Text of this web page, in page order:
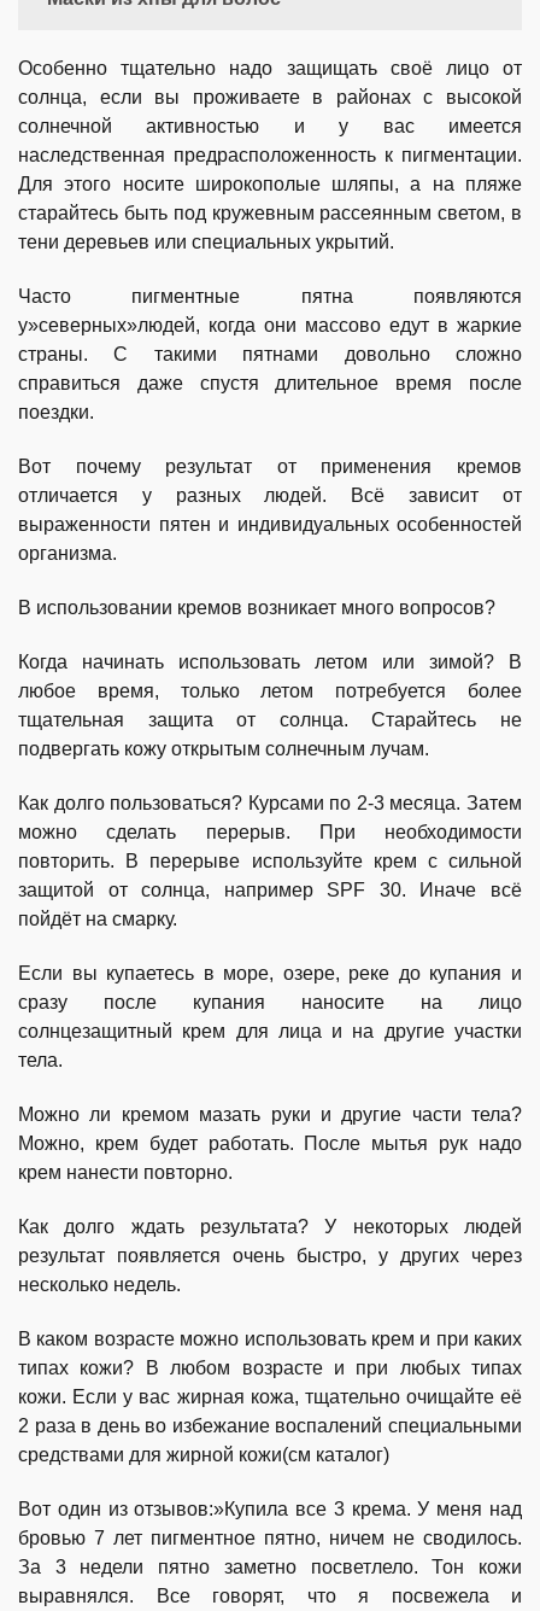
Особенно тщательно надо защищать своё лицо от
солнца, если вы проживаете в районах с высокой
солнечной активностью и у вас имеется
наследственная предрасположенность к пигментации.
Для этого носите широкополые шляпы, а на пляже
старайтесь быть под кружевным рассеянным светом, в
тени деревьев или специальных укрытий.
Часто пигментные пятна появляются
у»северных»людей, когда они массово едут в жаркие
страны. С такими пятнами довольно сложно
справиться даже спустя длительное время после
поездки.
Вот почему результат от применения кремов
отличается у разных людей. Всё зависит от
выраженности пятен и индивидуальных особенностей
организма.
В использовании кремов возникает много вопросов?
Когда начинать использовать летом или зимой? В
любое время, только летом потребуется более
тщательная защита от солнца. Старайтесь не
подвергать кожу открытым солнечным лучам.
Как долго пользоваться? Курсами по 2-3 месяца. Затем
можно сделать перерыв. При необходимости
повторить. В перерыве используйте крем с сильной
защитой от солнца, например SPF 30. Иначе всё
пойдёт на смарку.
Если вы купаетесь в море, озере, реке до купания и
сразу после купания наносите на лицо
солнцезащитный крем для лица и на другие участки
тела.
Можно ли кремом мазать руки и другие части тела?
Можно, крем будет работать. После мытья рук надо
крем нанести повторно.
Как долго ждать результата? У некоторых людей
результат появляется очень быстро, у других через
несколько недель.
В каком возрасте можно использовать крем и при каких
типах кожи? В любом возрасте и при любых типах
кожи. Если у вас жирная кожа, тщательно очищайте её
2 раза в день во избежание воспалений специальными
средствами для жирной кожи(см каталог)
Вот один из отзывов:»Купила все 3 крема. У меня над
бровью 7 лет пигментное пятно, ничем не сводилось.
За 3 недели пятно заметно посветлело. Тон кожи
выравнялся. Все говорят, что я посвежела и